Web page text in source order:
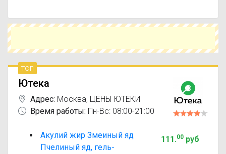
ближайшей аптеке, укажите свой город и
вариант по цене и наличию.
топ
Ютека
Адрес: Москва, ЦЕНЫ ЮТЕКИ
Время работы: Пн-Вс: 08:00-21:00
Акулий жир Змеиный яд
Пчелиный яд, гель-
111.00руб